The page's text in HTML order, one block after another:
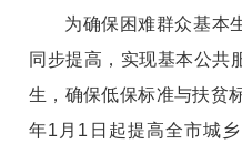
为确保困难群众基本
同步提高，实现基本公共
生，确保低保标准与扶贫
年1月1日起提高全市城